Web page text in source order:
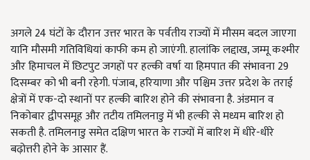
अगले 24 घंटों के दौरान उत्तर भारत के पर्वतीय राज्यों में मौसम बदल जाएगा
यानि मौसमी गतिविधियां काफी कम हो जाएंगी. हालांकि लद्दाख, जम्मू कश्मीर
और हिमाचल में छिटपुट जगहों पर हल्की वर्षा या हिमपात की संभावना 29
दिसम्बर को भी बनी रहेगी. पंजाब, हरियाणा और पश्चिम उत्तर प्रदेश के तराई
क्षेत्रों में एक-दो स्थानों पर हल्की बारिश होने की संभावना है. अंडमान व
निकोबार द्वीपसमूह और तटीय तमिलनाडु में भी हल्की से मध्यम बारिश हो
सकती है. तमिलनाडु समेत दक्षिण भारत के राज्यों में बारिश में धीरे-धीरे
बढ़ोत्तरी होने के आसार हैं.